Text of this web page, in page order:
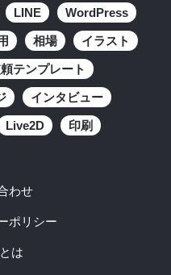
LINE WordPress
相場 イラスト
テンプレート
インタビュー
Live2D 印刷
わせ
ポリシー
は